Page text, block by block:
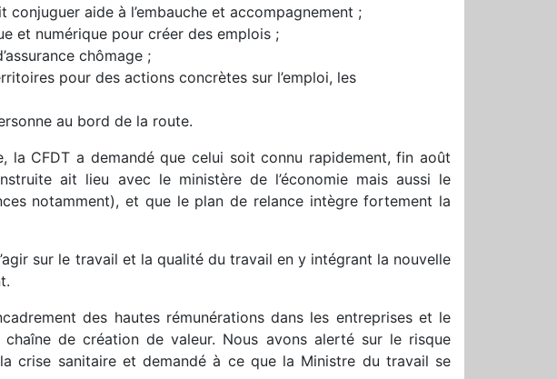
conjuguer aide à l’embauche et accompagnement ;
et numérique pour créer des emplois ;
chômage ;
pour des actions concrètes sur l’emploi, les
au bord de la route.
la CFDT a demandé que celui soit connu rapidement, fin août
ait lieu avec le ministère de l’économie mais aussi le
notamment), et que le plan de relance intègre fortement la
sur le travail et la qualité du travail en y intégrant la nouvelle
des hautes rémunérations dans les entreprises et le
de création de valeur. Nous avons alerté sur le risque
crise sanitaire et demandé à ce que la Ministre du travail se